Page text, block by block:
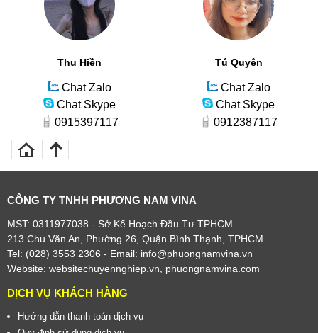
Thu Hiền
Chat Zalo
Chat Skype
0915397117
Tú Quyên
Chat Zalo
Chat Skype
0912387117
CÔNG TY TNHH PHƯƠNG NAM VINA
MST: 0311977038 - Sở Kế Hoạch Đầu Tư TPHCM
213 Chu Văn An, Phường 26, Quận Bình Thạnh, TPHCM
Tel: (028) 3553 2306 - Email: info@phuongnamvina.vn
Website: websitechuyennghiep.vn, phuongnamvina.com
DỊCH VỤ KHÁCH HÀNG
Hướng dẫn thanh toán dịch vụ